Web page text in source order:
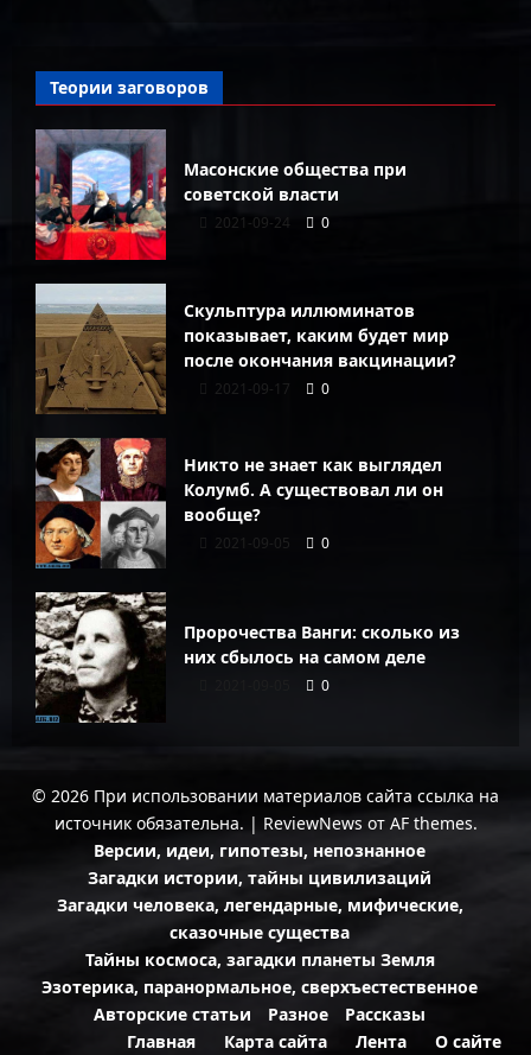
Теории заговоров
Масонские общества при
советской власти
2021-09-24 0
Скульптура иллюминатов
показывает, каким будет мир
после окончания вакцинации?
2021-09-17 0
Никто не знает как выглядел
Колумб. А существовал ли он
вообще?
2021-09-05 0
Пророчества Ванги: сколько из
них сбылось на самом деле
0
© 2026 При использовании материалов сайта ссылка на
источник обязательна. | ReviewNews от AF themes.
Версии, идеи, гипотезы, непознанное
Загадки истории, тайны цивилизаций
Загадки человека, легендарные, мифические,
сказочные существа
Тайны космоса, загадки планеты Земля
Эзотерика, паранормальное, сверхъестественное
Авторские статьи
Разное
Рассказы
Главная
Карта сайта Лента
О сайте